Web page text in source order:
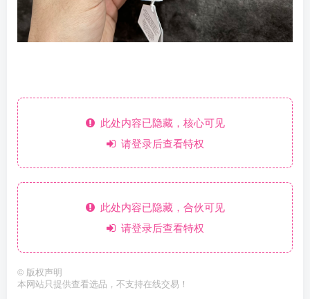
此处内容已隐藏，核心可见
请登录后查看特权
此处内容已隐藏，合伙可见
请登录后查看特权
© 版权声明
本网站只提供查看选品，不支持在线交易！